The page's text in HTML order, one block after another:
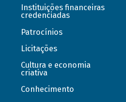
Instituições financeiras
credenciadas
Patrocínios
Licitações
Cultura e economia
criativa
Conhecimento